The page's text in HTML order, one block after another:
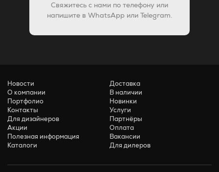
Свяжитесь с нами по телефону или
напишите в WhatsApp или Telegram.
Новости
О компании
Портфолио
Контакты
Для дизайнеров
Акции
Полезная информация
Каталоги
Доставка
В наличии
Новинки
Услуги
Партнёры
Оплата
Вакансии
Для дилеров